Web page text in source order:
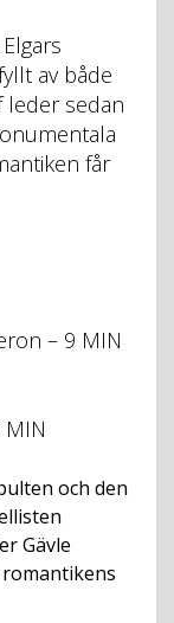
av både
leder sedan
får
– 9 MIN
MIN
och den
Gävle